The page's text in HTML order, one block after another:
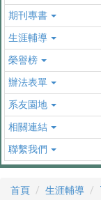
期刊專書
生涯輔導
榮譽榜
辦法表單
系友園地
相關連結
聯繫我們
首頁 生涯輔導